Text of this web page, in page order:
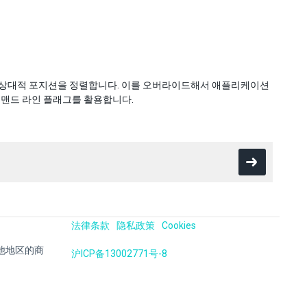
적 포지션을 정렬합니다. 이를 오버라이드해서 애플리케이션
드 라인 플래그를 활용합니다.
地区的商
法律条款 隐私政策 Cookies
沪ICP备13002771号-8